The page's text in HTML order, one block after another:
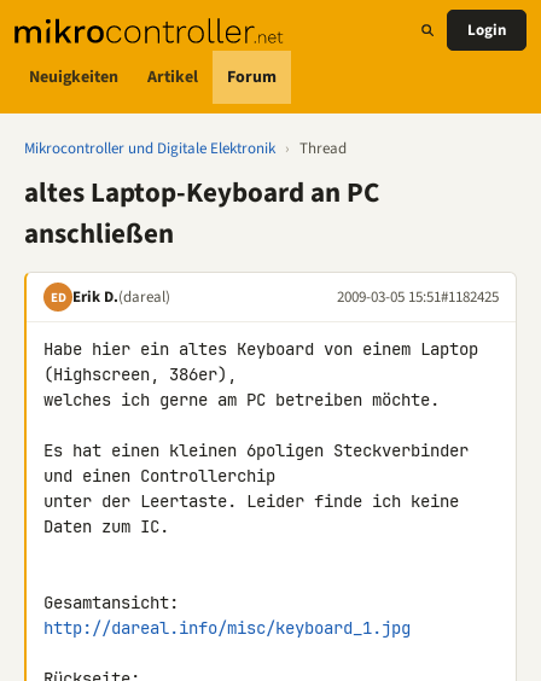
Neuigkeiten Artikel Forum
Login
Mikrocontroller und Digitale Elektronik › Thread
altes Laptop-Keyboard an PC
anschließen
ED Erik D.(dareal) 2009-03-05 15:51#1182425
Habe hier ein altes Keyboard von einem Laptop
(Highscreen, 386er),
welches ich gerne am PC betreiben möchte.
Es hat einen kleinen 6poligen Steckverbinder
und einen Controllerchip
unter der Leertaste. Leider finde ich keine
Daten zum IC.
http://dareal.info/misc/keyboard_1.jpg